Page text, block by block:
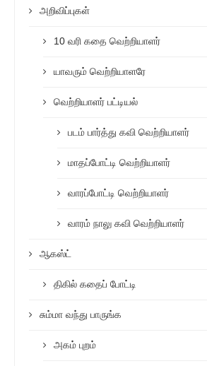
அறிவிப்புகள்
10 வரி கதை வெற்றியாளர்
யாவரும் வெற்றியாளரே
வெற்றியாளர் பட்டியல்
படம் பார்த்து கவி வெற்றியாளர்
மாதப்போட்டி வெற்றியாளர்
வாரப்போட்டி வெற்றியாளர்
வாரம் நாலு கவி வெற்றியாளர்
ஆகஸ்ட்
திகில் கதைப் போட்டி
சும்மா வந்து பாருங்க
அகம் புறம்